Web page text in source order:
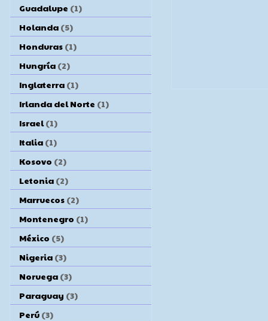
Guadalupe (1)
Holanda (5)
Honduras (1)
Hungría (2)
Inglaterra (1)
Irlanda del Norte (1)
Israel (1)
Italia (1)
Kosovo (2)
Letonia (2)
Marruecos (2)
Montenegro (1)
México (5)
Nigeria (3)
Noruega (3)
Paraguay (3)
Perú (3)